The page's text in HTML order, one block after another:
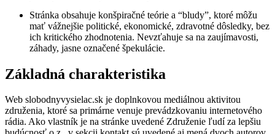
Stránka obsahuje konšpiračné teórie a “bludy”, ktoré môžu
mať vážnejšie politické, ekonomické, zdravotné dôsledky, bez
ich kritického zhodnotenia. Nevzťahuje sa na zaujímavosti,
záhady, jasne označené špekulácie.
Základná charakteristika
Web slobodnyvysielac.sk je doplnkovou mediálnou aktivitou
združenia, ktoré sa primárne venuje prevádzkovaniu internetového
rádia. Ako vlastník je na stránke uvedené Združenie ľudí za lepšiu